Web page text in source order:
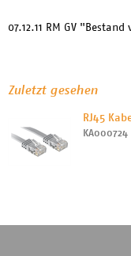
07.12.11 RM GV
Zuletzt gesehen
RJ45
KA000724